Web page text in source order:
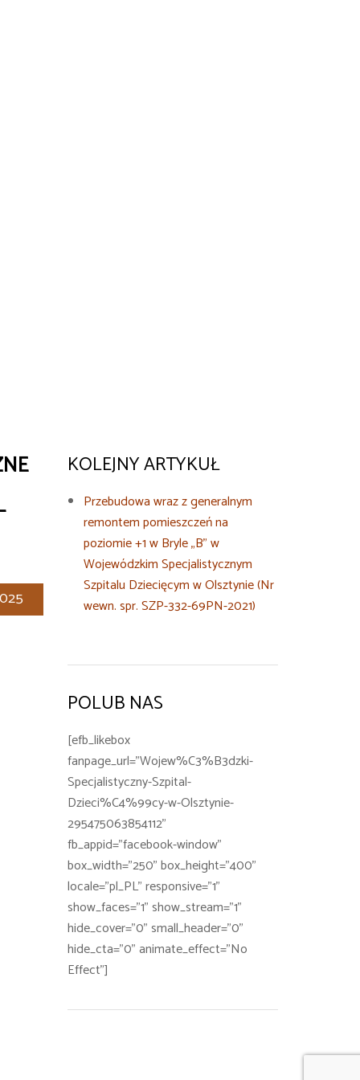
KOLEJNY ARTYKUŁ
Przebudowa wraz z generalnym
remontem pomieszczeń na
poziomie +1 w Bryle „B” w
Wojewódzkim Specjalistycznym
Szpitalu Dziecięcym w Olsztynie (Nr
wewn. spr. SZP-332-69PN-2021)
POLUB NAS
[efb_likebox
fanpage_url="Wojew%C3%B3dzki-
Specjalistyczny-Szpital-
Dzieci%C4%99cy-w-Olsztynie-
295475063854112"
fb_appid="facebook-window"
box_width="250" box_height="400"
locale="pl_PL" responsive="1"
show_faces="1" show_stream="1"
hide_cover="0" small_header="0"
hide_cta="0" animate_effect="No
Effect"]